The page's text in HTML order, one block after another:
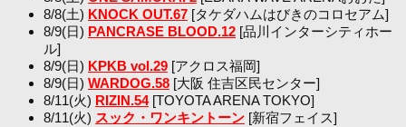
8/8(土) KNOCK OUT.67 [タケダハムはびきのコロセアム]
8/9(日) PANCRASE BLOOD.12 [品川インターシティホー
ル]
8/9(日) KPKB vol.29 [アクロス福岡]
8/9(日) WARDOG.58 [大阪 住吉区民センター]
8/11(火) RIZIN.54[TOYOTA ARENA TOKYO]
8/11(火) スック・ワンキントーン [新宿フェイス]